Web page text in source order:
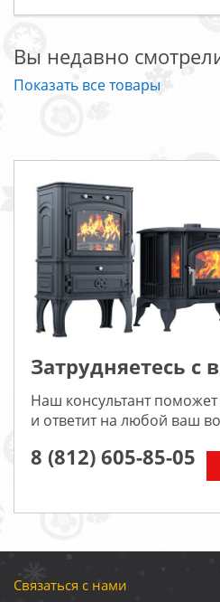
Вы недавно
Показать все товары
Затрудняетесь с
Наш консультант
и ответит на любой ваш
8 (812) 605-85-05
Связаться с нами